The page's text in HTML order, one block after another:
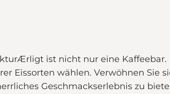
ist nicht nur eine
Eissorten wählen. Verwöhnen Sie
Geschmackserlebnis zu